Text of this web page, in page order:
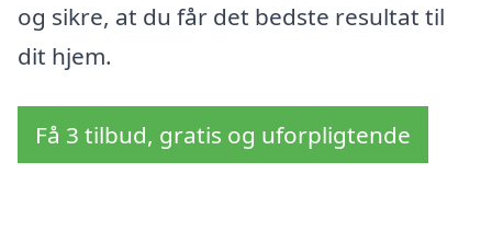
og sikre, at du får det bedste resultat til
dit hjem.
Få 3 tilbud, gratis og uforpligtende